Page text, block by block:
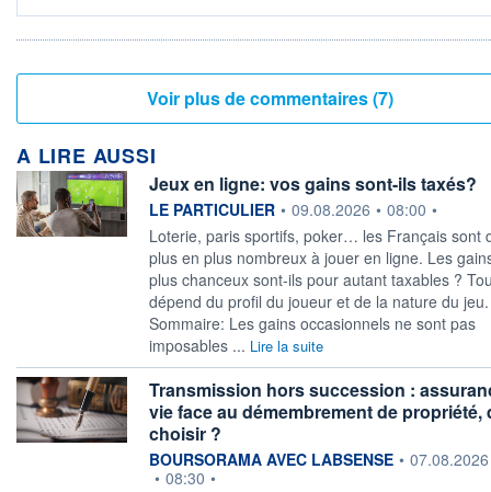
Voir plus de commentaires (7)
A LIRE AUSSI
Jeux en ligne: vos gains sont-ils taxés?
information fournie par
LE PARTICULIER • 09.08.2026 • 08:00 •
Loterie, paris sportifs, poker… les Français sont
plus en plus nombreux à jouer en ligne. Les
plus chanceux sont-ils pour autant taxables ?
dépend du profil du joueur et de la nature du jeu.
Sommaire: Les gains occasionnels ne sont pas
imposables ... Lire la suite
Transmission hors succession :
vie face au démembrement de propriété,
choisir ?
information fournie par
BOURSORAMA AVEC LABSENSE • 07.08.2026
• 08:30 •